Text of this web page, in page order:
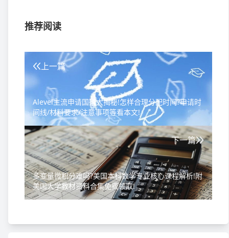
推荐阅读
上一篇
Alevel主流申请国家大揭秘!怎样合理分配时间?申请时
间线/材料要求/注意事项等看本文!
下一篇
多变量微积分难吗?美国本科数学专业核心课程解析!附
美国大学教材资料合集免费领取!